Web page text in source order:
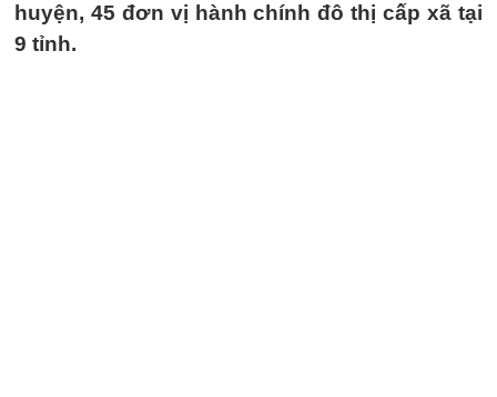
huyện, 45 đơn vị hành chính đô thị cấp xã tại
9 tỉnh.